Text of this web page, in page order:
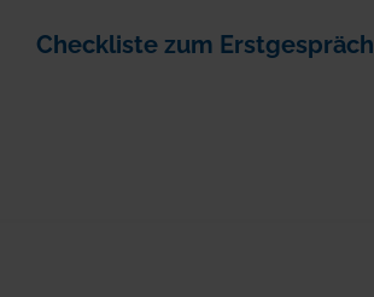
Checkliste zum Erstgespräch